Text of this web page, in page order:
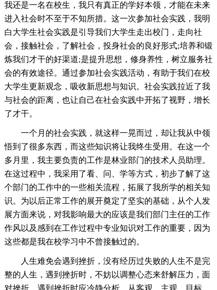
我还是一名在校生，我只有真正的学好本领，才能在未来
进入社会时不至于不知所措。这一次参加社会实践，我明
白大学生社会实践是引导我们大学生走出校门，走向社
会，接触社会，了解社会，投身社会的良好形式;培养和锻
炼我们才干的好渠道;是提升思想，修身养性，树立服务社
会的有效途径。通过参加社会实践活动，有助于我们在校
大学生更新观念，吸收新思想与知识。社会实践拉近了我
与社会的距离，也让自己在社会实践中开拓了视野，增长
了才干。
一个月的社会实践，就这样一晃而过，却让我从中领
悟到了很多东西，而这些知识将让我终生受用。在这一个
多月里，我主要负责的工作是林业部门的技术人员助理。
在这过程中，我采用了看、问、学等方式，初步了解了这
个部门的工作中的一些相关流程，拓展了我所学的相关知
识。为以后正常工作的展开奠定了坚实的基础，从个人发
展方面来说，对我影响最大的应该是我们部门主任的工作
作风以及感到在工作过程中专业知识对工作的重要，因为
这些都是我在校学习中不曾接触过的。
人生难免会遇到挫折，没有经历过失败的人生不是完
整的人生，遇到挫折时，不妨以调整心态来舒解压力，面